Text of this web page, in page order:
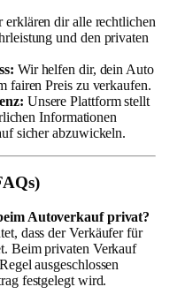
erklären dir alle rechtlichen
und den privaten
Wir helfen dir, dein Auto
fairen Preis zu verkaufen.
Unsere Plattform stellt
Informationen
sicher abzuwickeln.
Autoverkauf privat?
dass der Verkäufer für
Beim privaten Verkauf
ausgeschlossen
festgelegt wird.